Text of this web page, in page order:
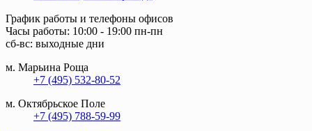
График работы и телефоны офисов
Часы работы: 10:00 - 19:00 пн-пн
сб-вс: выходные дни
м. Марьина Роща
+7 (495) 532-80-52
м. Октябрьское Поле
+7 (495) 788-59-99